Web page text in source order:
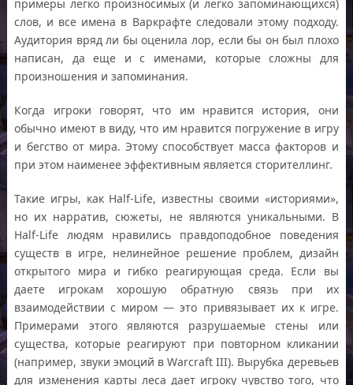
примеры легко произносимых (и легко запоминающихся)
слов, и все имена в Варкрафте следовали этому подходу.
Аудитория вряд ли бы оценила лор, если бы он был плохо
написан, да еще и с именами, которые сложны для
произношения и запоминания.
Когда игроки говорят, что им нравится история, они
обычно имеют в виду, что им нравится погружение в игру
и бегство от мира. Этому способствует масса факторов и
при этом наименее эффективным является сторителлинг.
Такие игры, как Half-Life, известны своими «историями»,
но их нарратив, сюжеты, не являются уникальными. В
Half-Life людям нравились правдоподобное поведения
существ в игре, нелинейное решение проблем, дизайн
открытого мира и гибко реагирующая среда. Если вы
даете игрокам хорошую обратную связь при их
взаимодействии с миром — это привязывает их к игре.
Примерами этого являются разрушаемые стены или
существа, которые реагируют при повторном кликании
(например, звуки эмоций в Warcraft III). Вырубка деревьев
для изменения карты леса дает игроку чувство того, что